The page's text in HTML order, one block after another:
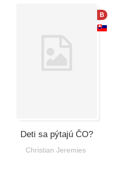
B
Deti sa pýtajú ČO?
Christian Jeremies